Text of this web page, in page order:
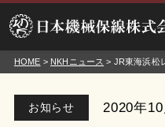
HOME > NKHニュース > JR東海浜松
お知らせ 2020年10